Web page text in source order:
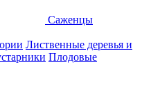
Саженцы
Лиственные деревья и
Плодовые